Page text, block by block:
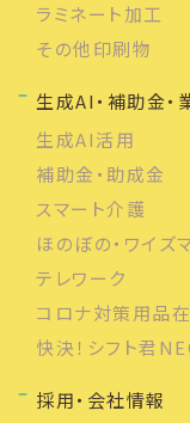
ラミネート加工
その他印刷物
生成AI・補助金・
生成AI活用
補助金・助成金
スマート介護
ほのぼの・ワイズ
テレワーク
コロナ対策用品
快決！シフト君
採用・会社情報